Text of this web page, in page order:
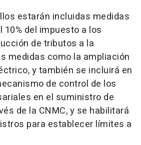
estarán incluidas medidas
del impuesto a los
de tributos a la
medidas como la ampliación
y también se incluirá en
de control de los
en el suministro de
de la CNMC, y se habilitará
para establecer límites a